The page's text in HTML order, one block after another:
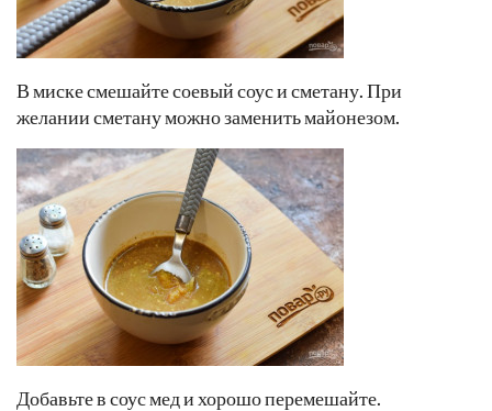
В миске смешайте соевый соус и сметану. При
желании сметану можно заменить майонезом.
Добавьте в соус мед и хорошо перемешайте.